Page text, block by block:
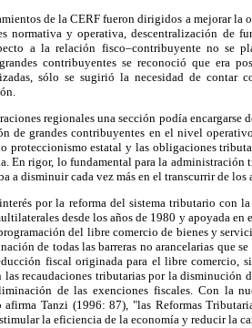
de la CERF fueron dirigidos a mejorar la
normativa y operativa, descentralización de
a la relación fisco–contribuyente no se
contribuyentes se reconoció que era
sólo se sugirió la necesidad de contar
regionales una sección podía encargarse
de grandes contribuyentes en el nivel
proteccionismo estatal y las obligaciones
En rigor, lo fundamental para la administración
a disminuir cada vez más en el transcurrir de los
por la reforma del sistema tributario con
desde los años de 1980 y apoyada en
del libre comercio de bienes y
de todas las barreras no arancelarias que
fiscal originada para el libre comercio,
recaudaciones tributarias por la disminución
de las exenciones fiscales. Con la
Tanzi (1996: 87), "las Reformas
la eficiencia de la economía y reducir la